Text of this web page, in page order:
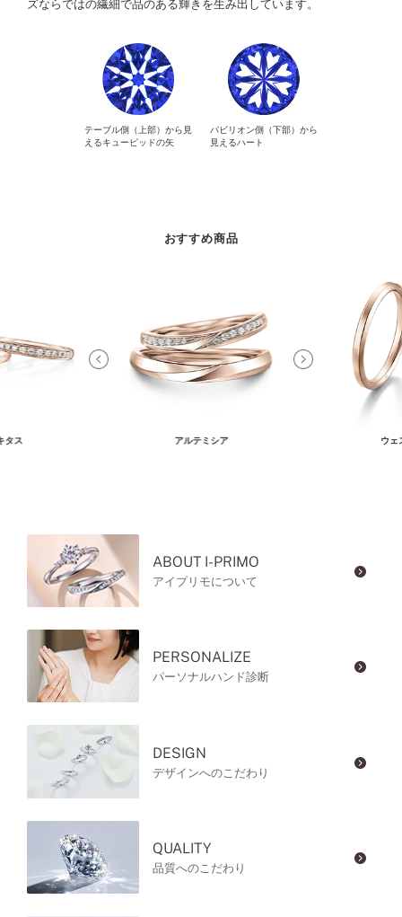
ズならではの繊細で品のある輝きを生み出しています。
テーブル側（上部）から見
えるキューピッドの矢
パビリオン側（下部）から
見えるハート
おすすめ商品
タス アルテミシア ウェ
ABOUT I-PRIMO
アイプリモについて
PERSONALIZE
パーソナルハンド診断
DESIGN
デザインへのこだわり
QUALITY
品質へのこだわり